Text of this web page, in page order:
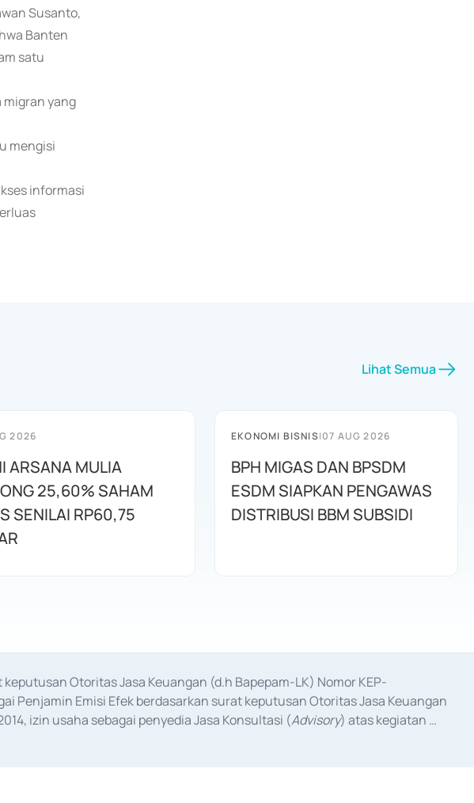
Susanto,
Banten
satu
migran yang
mengisi
informasi
Lihat Semua
2026
ARSANA MULIA
25,60% SAHAM
SENILAI RP60,75
EKONOMI BISNIS|07 AUG 2026
BPH MIGAS DAN BPSDM
ESDM SIAPKAN PENGAWAS
DISTRIBUSI BBM SUBSIDI
Otoritas Jasa Keuangan (d.h Bapepam-LK) Nomor KEP-
Penjamin Emisi Efek berdasarkan surat keputusan Otoritas Jasa Keuangan
izin usaha sebagai penyedia Jasa Konsultasi (Advisory) atas kegiatan